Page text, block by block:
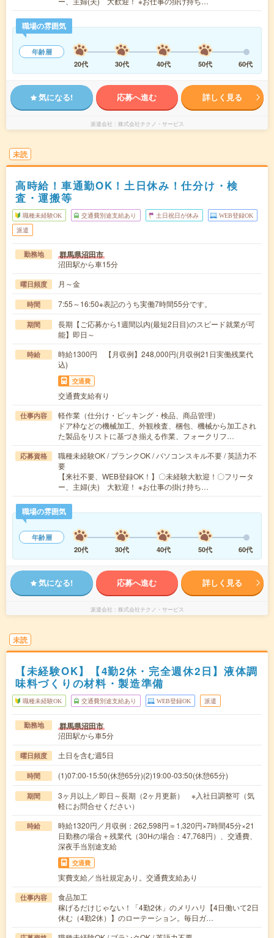
職場の雰囲気
年齢層
20代
30代 40代 50代 60代
気になる! 応募へ進む 詳しく見る
派遣会社 株式会社テクノ・サービス
未読
高時給！車通勤OK！土日休み！仕分け・検
査・運搬等
職種未経験OK 交通費別途支給あり 土日祝日が休み WEB登録OK
派遣
勤務地 群馬県沼田市
沼田駅から車15分
曜日頻度 月～金
時間 7:55～16:50※表記のうち実働7時間55分です。
期間
長期【ご応募から1週間以内(最短2日目)のスピード就業が可
能】即日～
時給
時給1300円 【月収例】248,000円(月収例21日実働残業代
込)
交通費
交通費支給有り
仕事内容
軽作業（仕分け・ピッキング・検品、商品管理）
ドア枠などの機械加工、外観検査、梱包、機械から加工され
た製品をリストに基づき揃える作業、フォークリフ…
応募資格
職種未経験OK / ブランクOK / パソコンスキル不要 / 英語力不
要
【来社不要、WEB登録OK！】〇未経験大歓迎！〇フリータ
ー、主婦(夫) 大歓迎！ ※お仕事の掛け持ち…
職場の雰囲気
年齢層
20代
30代 40代 50代 60代
気になる! 応募へ進む 詳しく見る
派遣会社 株式会社テクノ・サービス
未読
【未経験OK】【4勤2休・完全週休2日】液体調
味料づくりの材料・製造準備
職種未経験OK 交通費別途支給あり WEB登録OK 派遣
勤務地 群馬県沼田市
沼田駅から車5分
曜日頻度 土日を含む週5日
時間 (1)07:00-15:50(休憩65分)(2)19:00-03:50(休憩65分)
期間
3ヶ月以上／即日～長期（2ヶ月更新） ※入社日調整可（気
軽にお問合せください）
時給
時給1320円／月収例：262,598円＝1,320円×7時間45分×21
日勤務の場合＋残業代（30Hの場合：47,768円）、交通費、
深夜手当別途支給
交通費
実費支給／当社規定あり。交通費支給あり
仕事内容
食品加工
稼げるだけじゃない！「4勤2休」のメリハリ【4日働いて2日
休む（4勤2休）】のローテーション。毎日ガ…